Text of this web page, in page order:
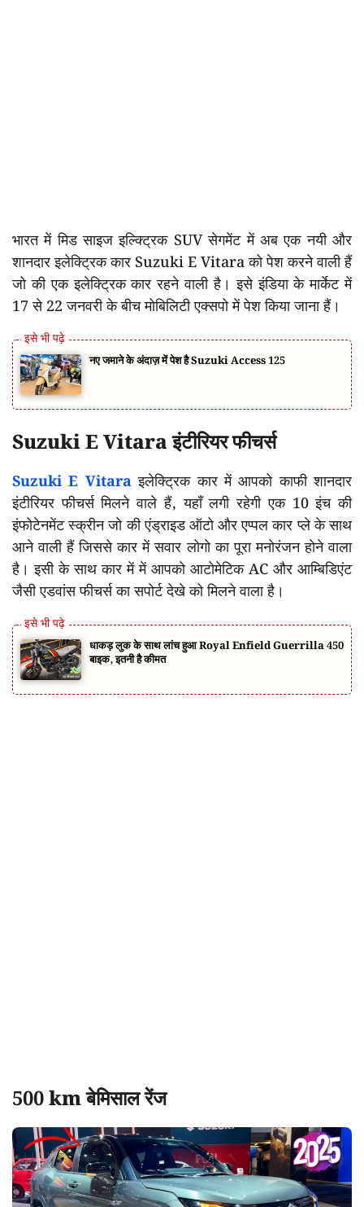
भारत में मिड साइज इल्क्ट्रिक SUV सेगमेंट में अब एक नयी और
शानदार इलेक्ट्रिक कार Suzuki E Vitara को पेश करने वाली हैं
जो की एक इलेक्ट्रिक कार रहने वाली है। इसे इंडिया के मार्केट में
17 से 22 जनवरी के बीच मोबिलिटी एक्सपो में पेश किया जाना हैं।
नए जमाने के अंदाज़ में पेश है Suzuki Access 125
Suzuki E Vitara इंटीरियर फीचर्स
Suzuki E Vitaraइलेक्ट्रिक कार में आपको काफी शानदार
इंटीरियर फीचर्स मिलने वाले हैं, यहाँ लगी रहेगी एक 10 इंच की
इंफोटेनमेंट स्क्रीन जो की एंड्राइड ऑटो और एप्पल कार प्ले के साथ
आने वाली हैं जिससे कार में सवार लोगो का पूरा मनोरंजन होने वाला
है। इसी के साथ कार में में आपको आटोमेटिक AC और आम्बिडिएंट
जैसी एडवांस फीचर्स का सपोर्ट देखे को मिलने वाला है।
धाकड़ लुक के साथ लांच हुआ Royal Enfield Guerrilla 450
बाइक, इतनी है कीमत
500 km बेमिसाल रेंज